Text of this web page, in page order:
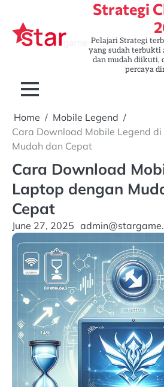
content
Strategi
Pelajari Strategi
yang sudah terbukti
dan mudah diikuti,
percaya
Home
Mobile Legend
Cara Download Mobile Legend
Mudah dan Cepat
Cara Download
Laptop dengan
Cepat
June 27, 2025